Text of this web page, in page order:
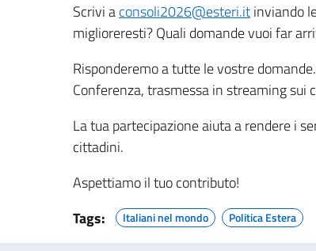
Scrivi aconsoli2026@esteri.itinviando
miglioreresti? Quali domande vuoi far
Risponderemo a tutte le vostre
Conferenza, trasmessa in streaming sui
La tua partecipazione aiuta a rendere i
cittadini.
Aspettiamo il tuo contributo!
Tags:
Italiani nel mondo Politica Estera